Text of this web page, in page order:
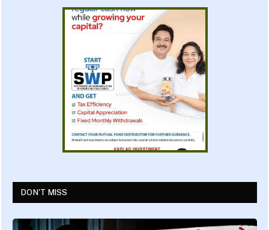
DON'T MISS